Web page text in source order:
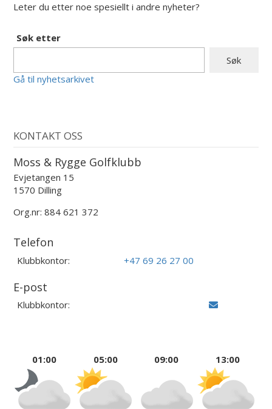
Leter du etter noe spesiellt i andre nyheter?
Søk etter
Gå til nyhetsarkivet
KONTAKT OSS
Moss & Rygge Golfklubb
Evjetangen 15
1570 Dilling
Org.nr: 884 621 372
Telefon
Klubbkontor: +47 69 26 27 00
E-post
Klubbkontor:
01:00 05:00 09:00 13:00